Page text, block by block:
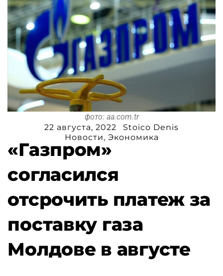
фото: aa.com.tr
22 августа, 2022
Stoico Denis
Новости, Экономика
«Газпром»
согласился
отсрочить платеж за
поставку газа
Молдове в августе